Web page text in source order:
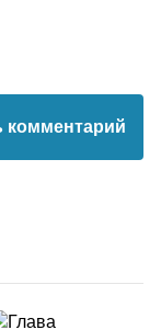
комментарий